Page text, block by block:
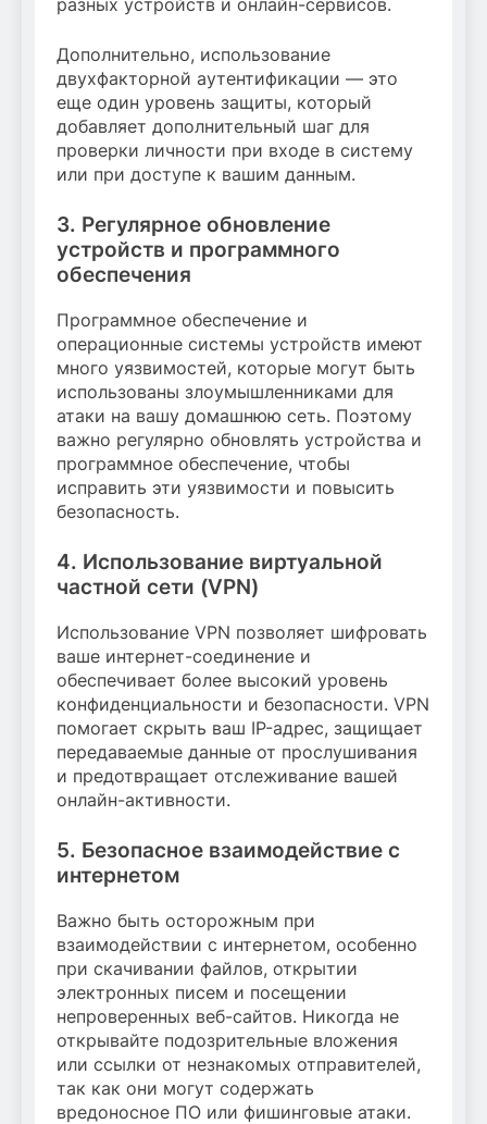
разных устройств и онлайн-сервисов.
Дополнительно, использование
двухфакторной аутентификации — это
еще один уровень защиты, который
добавляет дополнительный шаг для
проверки личности при входе в систему
или при доступе к вашим данным.
3. Регулярное обновление
устройств и программного
обеспечения
Программное обеспечение и
операционные системы устройств имеют
много уязвимостей, которые могут быть
использованы злоумышленниками для
атаки на вашу домашнюю сеть. Поэтому
важно регулярно обновлять устройства и
программное обеспечение, чтобы
исправить эти уязвимости и повысить
безопасность.
4. Использование виртуальной
частной сети (VPN)
Использование VPN позволяет шифровать
ваше интернет-соединение и
обеспечивает более высокий уровень
конфиденциальности и безопасности. VPN
помогает скрыть ваш IP-адрес, защищает
передаваемые данные от прослушивания
и предотвращает отслеживание вашей
онлайн-активности.
5. Безопасное взаимодействие с
интернетом
Важно быть осторожным при
взаимодействии с интернетом, особенно
при скачивании файлов, открытии
электронных писем и посещении
непроверенных веб-сайтов. Никогда не
открывайте подозрительные вложения
или ссылки от незнакомых отправителей,
так как они могут содержать
вредоносное ПО или фишинговые атаки.